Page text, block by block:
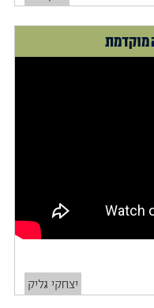
יצחקי גליק